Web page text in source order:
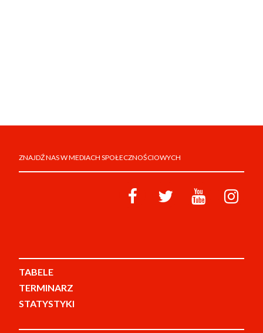
ZNAJDŹ NAS W MEDIACH SPOŁECZNOŚCIOWYCH
TABELE
TERMINARZ
STATYSTYKI